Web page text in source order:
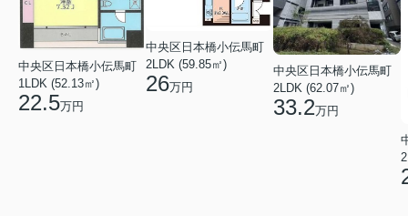
中央区日本橋小伝馬町
1LDK (52.13㎡)
22.5万円
中央区日本橋小伝馬町
2LDK (59.85㎡)
26万円
中央区日本橋小伝馬町
2LDK (62.07㎡)
33.2万円